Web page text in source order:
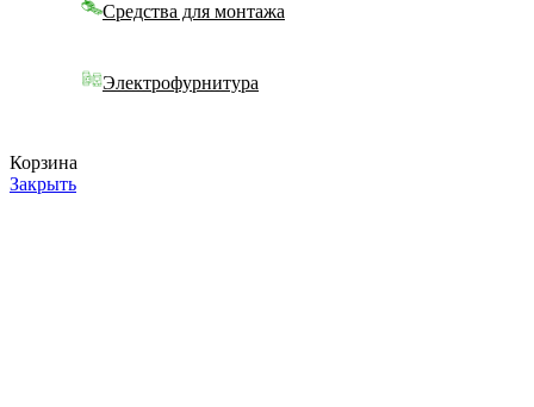
Средства для монтажа
Электрофурнитура
Корзина
Закрыть